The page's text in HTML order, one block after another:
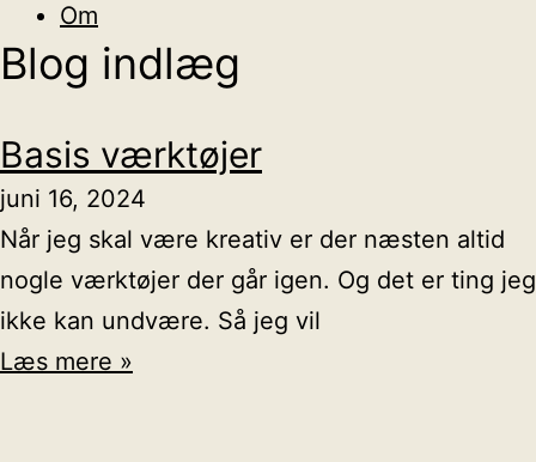
Om
Blog indlæg
Basis værktøjer
juni 16, 2024
Når jeg skal være kreativ er der næsten altid
nogle værktøjer der går igen. Og det er ting jeg
ikke kan undvære. Så jeg vil
Læs mere »